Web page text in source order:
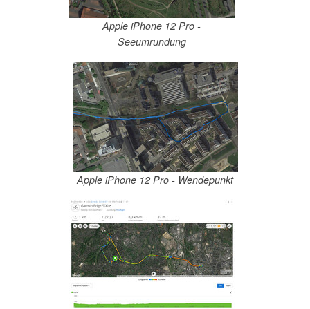
Apple iPhone 12 Pro -
Seeumrundung
Apple iPhone 12 Pro - Wendepunkt